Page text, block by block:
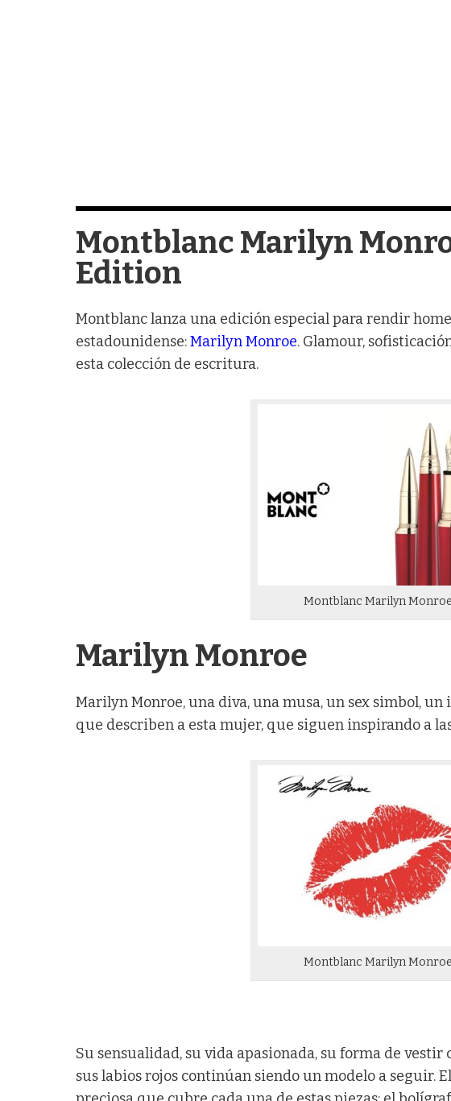
Montblanc Marilyn
Edition
Montblanc lanza una edición especial para rendir
estadounidense:Marilyn Monroe. Glamour,
esta colección de escritura.
Montblanc Marilyn Monroe
Marilyn Monroe
Marilyn Monroe, una diva, una musa, un sex simbol, un
que describen a esta mujer, que siguen inspirando a
Montblanc Marilyn Monroe
Su sensualidad, su vida apasionada, su forma de vestir
sus labios rojos continúan siendo un modelo a seguir.